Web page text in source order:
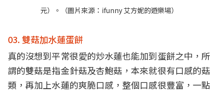
元）。（圖片來源： ifunny 艾方妮的遊樂場）
03. 雙菇加水蓮蛋餅
真的沒想到平常很愛的炒水蓮也能加到蛋餅之中，所
謂的雙菇是指金針菇及杏鮑菇，本來就很有口感的菇
類，再加上水蓮的爽脆口感，整個口感很豐富，一點